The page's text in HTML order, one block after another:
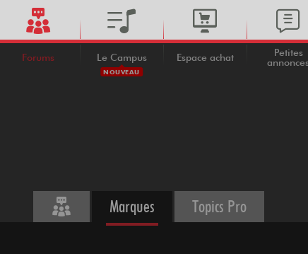
Forums Le Campus
NOUVEAU
Espace achat
Petites
Marques Topics Pro